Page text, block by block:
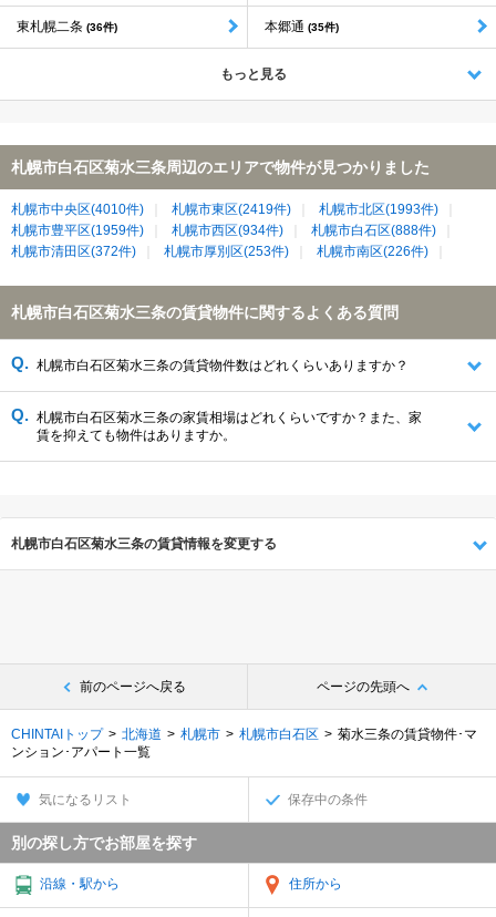
東札幌二条 (36件) 本郷通 (35件)
もっと見る
札幌市白石区菊水三条周辺のエリアで物件が見つかりました
札幌市中央区(4010件) 札幌市東区(2419件)
札幌市北区(1993件)
札幌市豊平区(1959件)
札幌市西区(934件)
札幌市白石区(888件)
札幌市清田区(372件)
札幌市厚別区(253件) 札幌市南区(226件)
札幌市白石区菊水三条の賃貸物件に関するよくある質問
札幌市白石区菊水三条の賃貸物件数はどれくらいありますか？
札幌市白石区菊水三条の家賃相場はどれくらいですか？また、家
賃を抑えても物件はありますか。
札幌市白石区菊水三条の賃貸情報を変更する
前のページへ戻る ページの先頭へ
CHINTAIトップ 北海道 札幌市 札幌市白石区
菊水三条の賃貸物件･マ
ンション･アパート一覧
気になるリスト 保存中の条件
別の探し方でお部屋を探す
沿線・駅から 住所から